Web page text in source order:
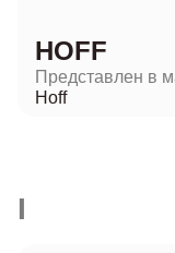
HOFF
Представлен в
Hoff
I